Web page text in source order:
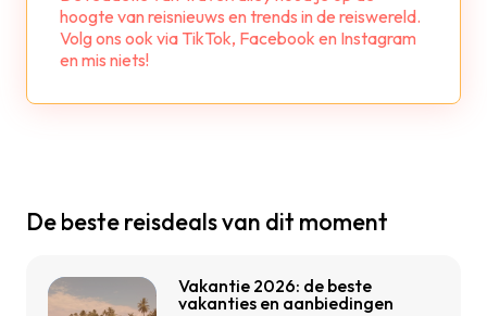
hoogte van reisnieuws en trends in de reiswereld.
Volg ons ook via TikTok, Facebook en Instagram
en mis niets!
De beste reisdeals van dit moment
Vakantie 2026: de beste
vakanties en aanbiedingen